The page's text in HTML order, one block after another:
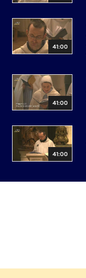
41:00
41:00
41:00